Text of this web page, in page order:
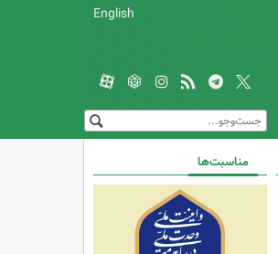
English
مناسبت‌ها